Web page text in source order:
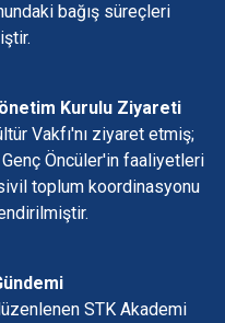
bağış süreçleri
Kurulu Ziyareti
Vakfı'nı ziyaret etmiş;
Öncüler'in faaliyetleri
toplum koordinasyonu
STK Akademi